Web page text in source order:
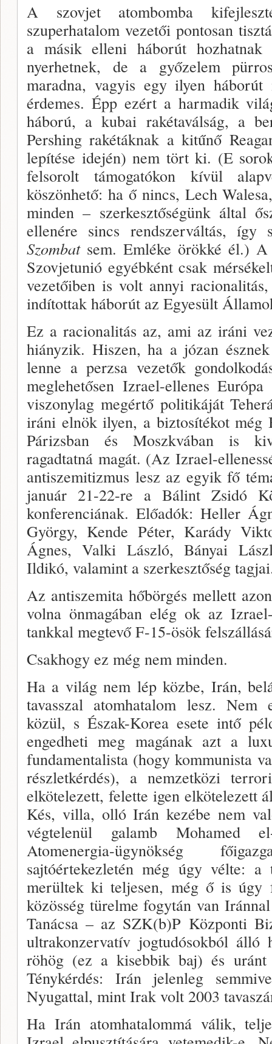
A szovjet atombomba
szuperhatalom vezetői pontosan
a másik elleni háborút
nyerhetnek, de a győzelem
maradna, vagyis egy ilyen háborút
érdemes. Épp ezért a harmadik
háború, a kubai rakétaválság, a
Pershing rakétáknak a kitűnő
lepítése idején) nem tört ki. (E
felsorolt támo­gatókon kívül
köszönhető: ha ő nincs, Lech
min­den – szerkesztőségünk által
ellenére sincs rendszerváltás, így
Szombatsem. Emléke örök­ké él.) A
Szovjetunió egyébként csak
ve­zetőiben is volt annyi
indítot­tak háborút az Egyesült
Ez a racionalitás az, ami az iráni
hiányzik. Hi­szen, ha a józan
lenne a perzsa vezetők
megle­hetősen Izrael-ellenes
viszonylag megértő politikáját
iráni elnök ilyen, a biztosítékot még
Párizsban és Moszkvában is
ragadtatná magát. (Az Izrael-
antiszemi­tizmus lesz az egyik fő
január 21-22-re a Bál­int Zsidó
konferenciának. Előadók: Heller
György, Kende Péter, Karády
Ágnes, Valki László, Bányai
Ildikó, valamint a szerkesztőség
Az antiszemita hőbörgés mellett
volna önma­gában elég ok az
tankkal megtevő F-15-ösök
Csakhogy ez még nem minden.
Ha a világ nem lép közbe, Irán,
tavasszal atomha­talom lesz. Nem
közül, s Észak-Korea esete intő
engedheti meg magának azt a
fundamentalista (hogy kommunista
részletkér­dés), a nemzetközi
elkötelezett, felette igen elkö­telezett
Kés, villa, olló Irán kezébe nem
végtelenül galamb Mohamed
Atomenergia-ügynökség
sajtóértekezletén még úgy vél­te: a
merültek ki teljesen, még ő is úgy
közösség türelme fogytán van
Taná­csa – az SZK(b)P Központi
ultrakonzervatív jog­tudósokból
röhög (ez a kisebbik baj) és
Ténykérdés: Irán jelenleg
Nyugattal, mint Irak volt 2003
Ha Irán atomhatalommá válik,